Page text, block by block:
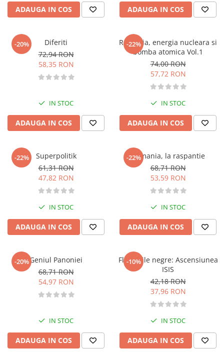
Resurse umane
Carte scolara
Atlase, dictionare si enciclopedii
Carte prescolara
Carte scolara
Ghiduri de conversatie
Invatamant gimnazial
Invatamant primar
Invatarea limbilor straine
Liceu
Povesti si povestiri
Carti in limba engleza
Activitati si jocuri pentru copii
Atlase, dictionare si enciclopedii
Carte prescolara
Carti de colorat
Carti pentru copii
Povesti pentru copii
Povesti si povestiri
Dictionare si enciclopedii
ADAUGA IN COS ADAUGA IN COS
-20%
Diferiti
72,94 RON
58,35 RON
IN STOC
ADAUGA IN COS
-22%
Romania, energia nucleara si
bomba atomica Vol.1
74,00 RON
57,72 RON
IN STOC
ADAUGA IN COS
-22%
Superpolitik
61,31 RON
47,82 RON
IN STOC
ADAUGA IN COS
-22%
Romania, la raspantie
68,71 RON
53,59 RON
IN STOC
ADAUGA IN COS
-20%Geniul Panoniei
68,71 RON
54,97 RON
IN STOC
ADAUGA IN COS
-10%
Flamurile negre: Ascensiunea
ISIS
42,18 RON
37,96 RON
IN STOC
ADAUGA IN COS